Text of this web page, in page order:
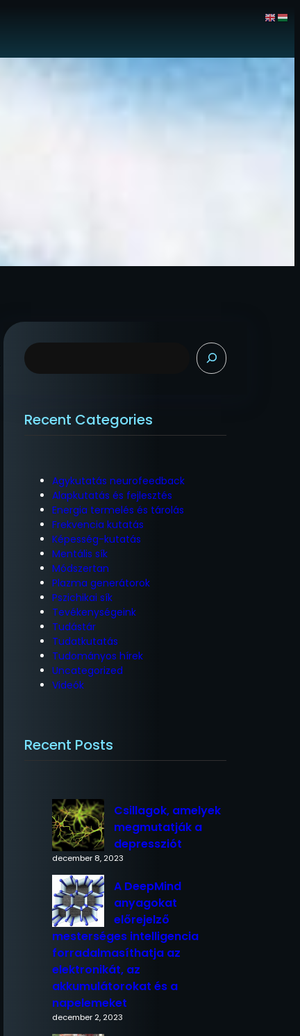
K
e
é
Recent Categories
Agykutatás neurofeedback
Alapkutatás és fejlesztés
Energia termelés és tárolás
Frekvencia kutatás
Képesség-kutatás
Mentális sík
Módszertan
Plazma generátorok
Pszichikai sík
Tevékenységeink
Tudástár
Tudatkutatás
Tudományos hírek
Uncategorized
Videók
Recent Posts
Csillagok, amelyek
megmutatják a
depressziót
december 8, 2023
A DeepMind
anyagokat
előrejelző
mesterséges intelligencia
forradalmasíthatja az
elektronikát, az
akkumulátorokat és a
napelemeket
december 2, 2023